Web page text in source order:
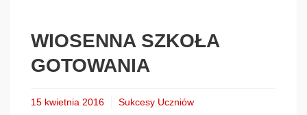
WIOSENNA SZKOŁA
GOTOWANIA
15 kwietnia 2016 Sukcesy Uczniów